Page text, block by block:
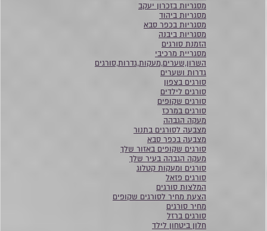
מסגריות בזכרון יעקב
מסגריות ביהוד
מסגריות בכפר סבא
מסגריות ביבנה
הזמנת סורגים
מסגריית מרכיבי
השרון,שערים,מעקות,גדרות,סורגים
גדרות ושערים
סורגים בצפון
סורגים לילדים
סורגים שקופים
סורגים במרכז
מעקה הגבהה
מצבעה לסורגים בתנור
מצבעה בכפר סבא
סורגים שקופים באזור שלך
מעקה הגבהה בעיר שלך
סורגים ומעקות קטלוג
סורגים פזאל
המלצות סורגים
הצעת מחיר לסורגים שקופים
מחיר סורגים
סורגים ברזל
חלון ביטחון לילד